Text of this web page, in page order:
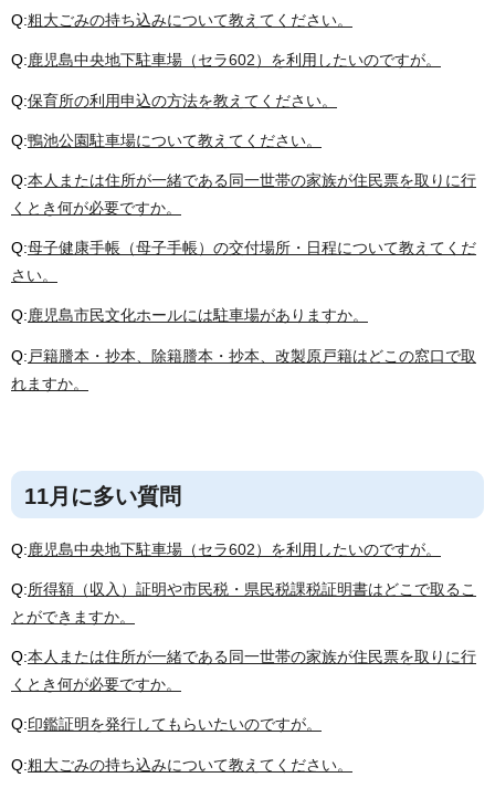
Q:粗大ごみの持ち込みについて教えてください。
Q:鹿児島中央地下駐車場（セラ602）を利用したいのですが。
Q:保育所の利用申込の方法を教えてください。
Q:鴨池公園駐車場について教えてください。
Q:本人または住所が一緒である同一世帯の家族が住民票を取りに行
くとき何が必要ですか。
Q:母子健康手帳（母子手帳）の交付場所・日程について教えてくだ
さい。
Q:鹿児島市民文化ホールには駐車場がありますか。
Q: 戸籍謄本・抄本、除籍謄本・抄本、改製原戸籍はどこの窓口で取
れますか。
11月に多い質問
Q:鹿児島中央地下駐車場（セラ602）を利用したいのですが。
Q:所得額（収入）証明や市民税・県民税課税証明書はどこで取るこ
とができますか。
Q:本人または住所が一緒である同一世帯の家族が住民票を取りに行
くとき何が必要ですか。
Q:印鑑証明を発行してもらいたいのですが。
Q:粗大ごみの持ち込みについて教えてください。